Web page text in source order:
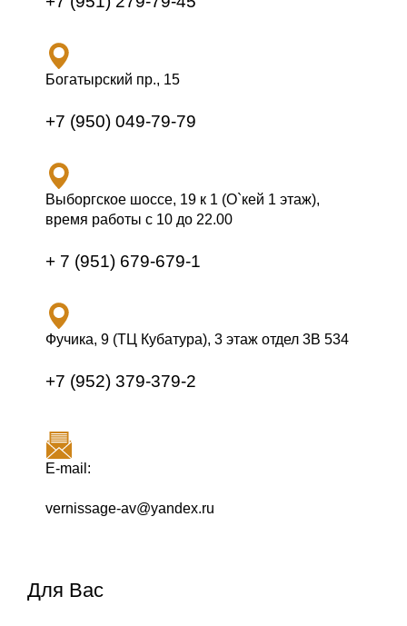
Богатырский пр., 15
+7 (950) 049-79-79
Выборгское шоссе, 19 к 1 (О`кей 1 этаж),
время работы с 10 до 22.00
+ 7 (951) 679-679-1
Фучика, 9 (ТЦ Кубатура), 3 этаж отдел 3В 534
+7 (952) 379-379-2
E-mail:
vernissage-av@yandex.ru
Для Вас